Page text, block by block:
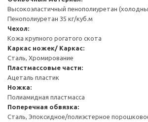
Высокоэластичный пенополиуретан
Пенополиуретан 35 кг/куб.м
Чехол:
Кожа крупного рогатого скота
Каркас ножек/ Каркас:
Сталь, Хромирование
Пластмассовые части:
Ацеталь пластик
Ножка:
Полиамидная пластмасса
Поперечная обвязка:
Сталь, Эпоксидное/полиэстерное